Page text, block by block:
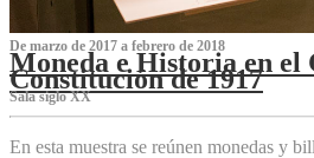
De marzo de 2017 a febrero de 2018
Moneda e Historia en el
Constitución de 1917
Sala siglo XX
En esta muestra se reúnen monedas y